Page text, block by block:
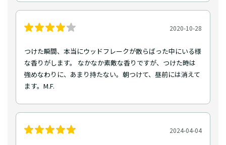
2020-10-28
つけた瞬間、本当にウッドフレークが散らばった中にいる様
な香りがします。 なかなか素敵な香りですが、つけた時は
強めなわりに、あまり持たない。朝つけて、昼前には消えて
ます。M.F.
2024-04-04